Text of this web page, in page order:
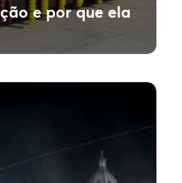
e por que ela